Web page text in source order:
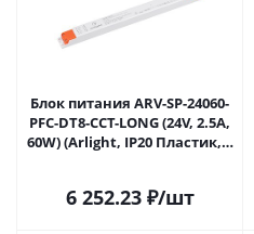
Блок питания ARV-SP-24060-
PFC-DT8-CCT-LONG (24V, 2.5A,
60W) (Arlight, IP20 Пластик, 5
6 252.23₽/шт